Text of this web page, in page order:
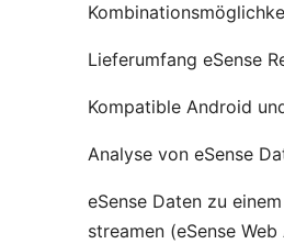
Lieferumfang eSense
Kompatible Android
Analyse von eSense
eSense Daten zu
streamen (eSense Web